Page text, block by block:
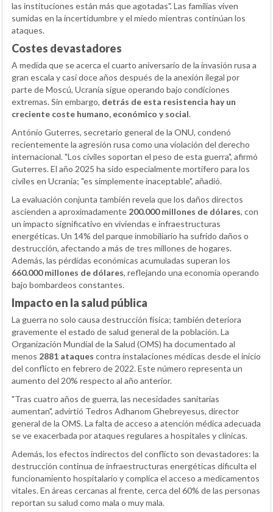
las instituciones están más que agotadas". Las familias viven
sumidas en la incertidumbre y el miedo mientras continúan los
ataques.
Costes devastadores
A medida que se acerca el cuarto aniversario de la invasión rusa a
gran escala y casi doce años después de la anexión ilegal por
parte de Moscú, Ucrania sigue operando bajo condiciones
extremas. Sin embargo, detrás de esta resistencia hay un
creciente coste humano, económico y social.
António Guterres, secretario general de la ONU, condenó
recientemente la agresión rusa como una violación del derecho
internacional. "Los civiles soportan el peso de esta guerra", afirmó
Guterres. El año 2025 ha sido especialmente mortífero para los
civiles en Ucrania; "es simplemente inaceptable", añadió.
La evaluación conjunta también revela que los daños directos
ascienden a aproximadamente 200.000 millones de dólares, con
un impacto significativo en viviendas e infraestructuras
energéticas. Un 14% del parque inmobiliario ha sufrido daños o
destrucción, afectando a más de tres millones de hogares.
Además, las pérdidas económicas acumuladas superan los
660.000 millones de dólares, reflejando una economía operando
bajo bombardeos constantes.
Impacto en la salud pública
La guerra no solo causa destrucción física; también deteriora
gravemente el estado de salud general de la población. La
Organización Mundial de la Salud (OMS) ha documentado al
menos 2881 ataques contra instalaciones médicas desde el inicio
del conflicto en febrero de 2022. Este número representa un
aumento del 20% respecto al año anterior.
"Tras cuatro años de guerra, las necesidades sanitarias
aumentan", advirtió Tedros Adhanom Ghebreyesus, director
general de la OMS. La falta de acceso a atención médica adecuada
se ve exacerbada por ataques regulares a hospitales y clínicas.
Además, los efectos indirectos del conflicto son devastadores: la
destrucción continua de infraestructuras energéticas dificulta el
funcionamiento hospitalario y complica el acceso a medicamentos
vitales. En áreas cercanas al frente, cerca del 60% de las personas
reportan su salud como mala o muy mala.